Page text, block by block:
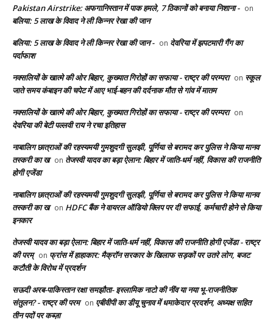
Pakistan Airstrike: अफगानिस्तान में पाक हमले, 7 ठिकानों को बनाया निशाना - on
बलिया: 5 लाख के विवाद ने ली किन्नर रेखा की जान
बलिया: 5 लाख के विवाद ने ली किन्नर रेखा की जान - on देवरिया में झपटमारी गैंग का
पर्दाफाश
नक्सलियों के खात्मे की ओर बिहार, कुख्यात गिरोहों का सफाया - राष्ट्र की परम्परा on स्कूल
जाते समय कंबाइन की चपेट में आए भाई-बहन की दर्दनाक मौत से गांव में मातम
नक्सलियों के खात्मे की ओर बिहार, कुख्यात गिरोहों का सफाया - राष्ट्र की परम्परा on
देवरिया की बेटी पल्लवी राय ने रचा इतिहास
नाबालिग छात्राओं की रहस्यमयी गुमशुदगी सुलझी, पूर्णिया से बरामद कर पुलिस ने किया मानव
तस्करी का ख on तेजस्वी यादव का बड़ा ऐलान: बिहार में जाति-धर्म नहीं, विकास की राजनीति
होगी एजेंडा
नाबालिग छात्राओं की रहस्यमयी गुमशुदगी सुलझी, पूर्णिया से बरामद कर पुलिस ने किया मानव
तस्करी का ख on HDFC बैंक ने वायरल ऑडियो क्लिप पर दी सफाई, कर्मचारी होने से किया
इनकार
तेजस्वी यादव का बड़ा ऐलान: बिहार में जाति-धर्म नहीं, विकास की राजनीति होगी एजेंडा - राष्ट्र
की परम् on फ्रांस में हाहाकार: मैक्रॉन सरकार के खिलाफ सड़कों पर उतरे लोग, बजट
कटौती के विरोध में प्रदर्शन
सऊदी अरब-पाकिस्तान रक्षा समझौता- इस्लामिक नाटो की नींव या नया भू-राजनीतिक
संतुलन? - राष्ट्र की परम on एबीवीपी का डीयू चुनाव में धमाकेदार प्रदर्शन, अध्यक्ष सहित
तीन पदों पर कब्ज़ा